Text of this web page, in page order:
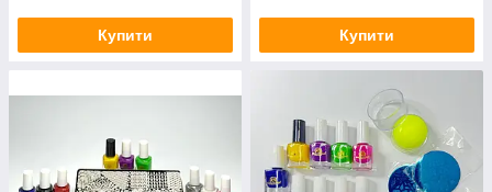
Купити Купити